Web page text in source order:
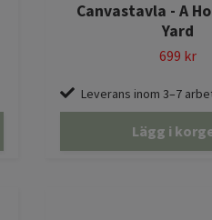
Canvastavla - A
Yard
699 kr
Leverans inom 3–7
Lägg i